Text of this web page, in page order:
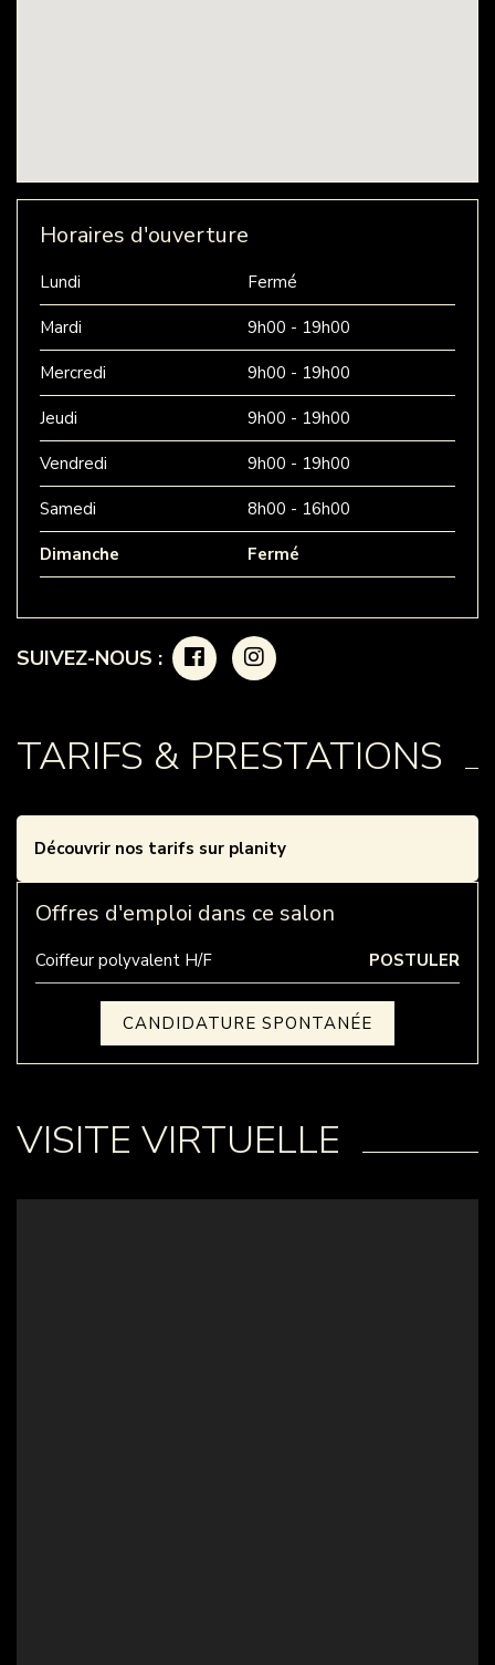
Horaires d'ouverture
Lundi Fermé
Mardi 9h00 - 19h00
Mercredi 9h00 - 19h00
Jeudi 9h00 - 19h00
Vendredi 9h00 - 19h00
Samedi 8h00 - 16h00
Dimanche Fermé
SUIVEZ-NOUS :
TARIFS & PRESTATIONS
Découvrir nos tarifs sur planity
Offres d'emploi dans ce salon
Coiffeur polyvalent H/F POSTULER
CANDIDATURE SPONTANÉE
VISITE VIRTUELLE